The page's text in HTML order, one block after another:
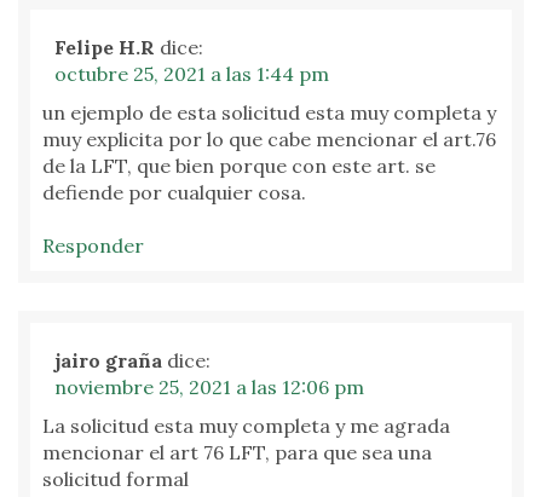
Felipe H.R dice:
octubre 25, 2021 a las 1:44 pm
un ejemplo de esta solicitud esta muy completa y
muy explicita por lo que cabe mencionar el art.76
de la LFT, que bien porque con este art. se
defiende por cualquier cosa.
Responder
jairo graña dice:
noviembre 25, 2021 a las 12:06 pm
La solicitud esta muy completa y me agrada
mencionar el art 76 LFT, para que sea una
solicitud formal